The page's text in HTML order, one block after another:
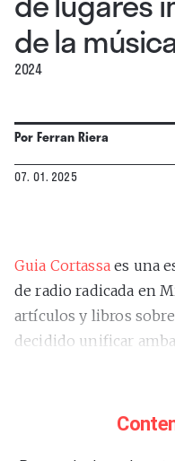
de la
2024
PorFerran Riera
07. 01. 2025
Guia Cortassa es una
de radio radicada en
artículos y libros
decidido unificar
luoghi della geografia